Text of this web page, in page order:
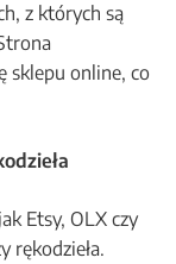
z których są
sklepu online, co
Etsy, OLX czy
rękodzieła.